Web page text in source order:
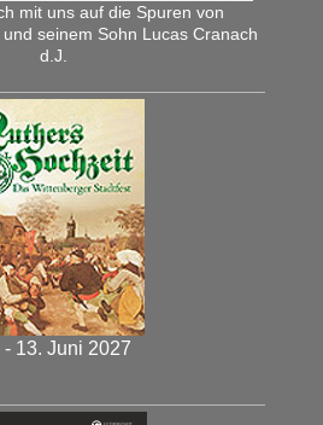
mit uns auf die Spuren von
seinem Sohn Lucas Cranach
d.J.
- 13. Juni 2027